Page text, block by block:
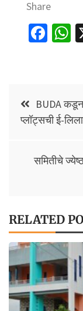
Share
Fa
o
k
p
p
Post BUDA
प्लॉट्सची ई-
समितीचे
RELATED